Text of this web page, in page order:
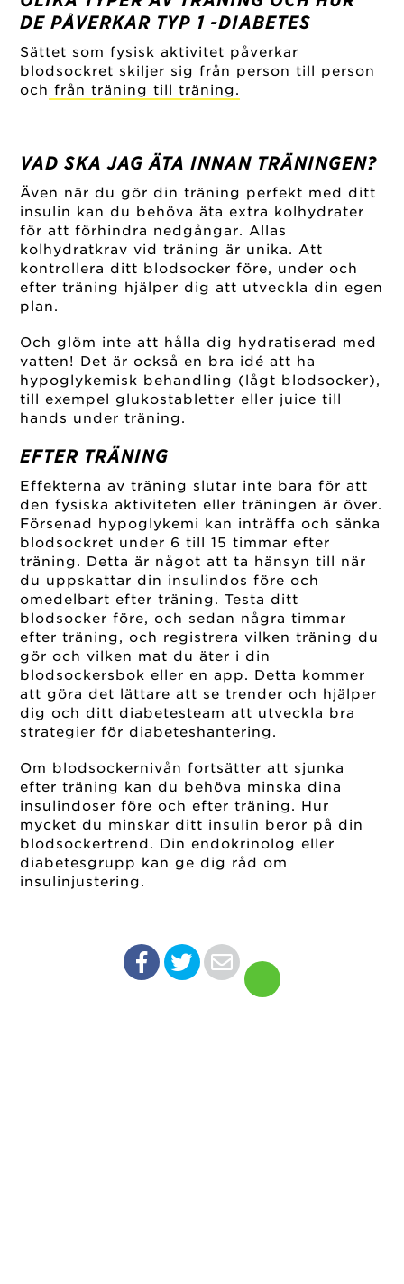
DE PÅVERKAR TYP 1 -DIABETES
Sättet som fysisk aktivitet påverkar
blodsockret skiljer sig från person till person
och från träning till träning.
VAD SKA JAG ÄTA INNAN TRÄNINGEN?
Även när du gör din träning perfekt med ditt
insulin kan du behöva äta extra kolhydrater
för att förhindra nedgångar. Allas
kolhydratkrav vid träning är unika. Att
kontrollera ditt blodsocker före, under och
efter träning hjälper dig att utveckla din egen
plan.
Och glöm inte att hålla dig hydratiserad med
vatten! Det är också en bra idé att ha
hypoglykemisk behandling (lågt blodsocker),
till exempel glukostabletter eller juice till
hands under träning.
EFTER TRÄNING
Effekterna av träning slutar inte bara för att
den fysiska aktiviteten eller träningen är över.
Försenad hypoglykemi kan inträffa och sänka
blodsockret under 6 till 15 timmar efter
träning. Detta är något att ta hänsyn till när
du uppskattar din insulindos före och
omedelbart efter träning. Testa ditt
blodsocker före, och sedan några timmar
efter träning, och registrera vilken träning du
gör och vilken mat du äter i din
blodsockersbok eller en app. Detta kommer
att göra det lättare att se trender och hjälper
dig och ditt diabetesteam att utveckla bra
strategier för diabeteshantering.
Om blodsockernivån fortsätter att sjunka
efter träning kan du behöva minska dina
insulindoser före och efter träning. Hur
mycket du minskar ditt insulin beror på din
blodsockertrend. Din endokrinolog eller
diabetesgrupp kan ge dig råd om
insulinjustering.